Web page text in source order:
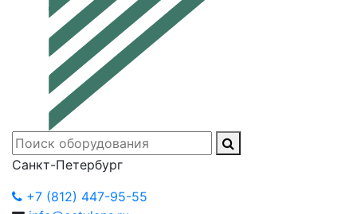
Санкт-Петербург
+7 (812) 447-95-55